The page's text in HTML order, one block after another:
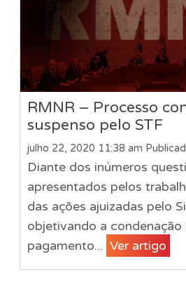
RMNR – Processo
suspenso pelo STF
julho 22, 2020 11:38 am
Diante dos inúmeros
apresentados pelos
das ações ajuizadas pelo
objetivando a
pagamento... Ver artigo